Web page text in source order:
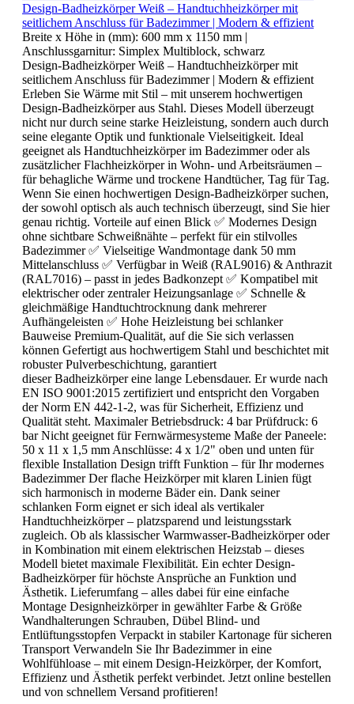
Design-Badheizkörper Weiß – Handtuchheizkörper mit
seitlichem Anschluss für Badezimmer | Modern & effizient
Breite x Höhe in (mm): 600 mm x 1150 mm |
Anschlussgarnitur: Simplex Multiblock, schwarz
Design-Badheizkörper Weiß – Handtuchheizkörper mit
seitlichem Anschluss für Badezimmer | Modern & effizient
Erleben Sie Wärme mit Stil – mit unserem hochwertigen
Design-Badheizkörper aus Stahl. Dieses Modell überzeugt
nicht nur durch seine starke Heizleistung, sondern auch durch
seine elegante Optik und funktionale Vielseitigkeit. Ideal
geeignet als Handtuchheizkörper im Badezimmer oder als
zusätzlicher Flachheizkörper in Wohn- und Arbeitsräumen –
für behagliche Wärme und trockene Handtücher, Tag für Tag.
Wenn Sie einen hochwertigen Design-Badheizkörper suchen,
der sowohl optisch als auch technisch überzeugt, sind Sie hier
genau richtig. Vorteile auf einen Blick ✅ Modernes Design
ohne sichtbare Schweißnähte – perfekt für ein stilvolles
Badezimmer ✅ Vielseitige Wandmontage dank 50 mm
Mittelanschluss ✅ Verfügbar in Weiß (RAL9016) & Anthrazit
(RAL7016) – passt in jedes Badkonzept ✅ Kompatibel mit
elektrischer oder zentraler Heizungsanlage ✅ Schnelle &
gleichmäßige Handtuchtrocknung dank mehrerer
Aufhängeleisten ✅ Hohe Heizleistung bei schlanker
Bauweise Premium-Qualität, auf die Sie sich verlassen
können Gefertigt aus hochwertigem Stahl und beschichtet mit
robuster Pulverbeschichtung, garantiert
dieser Badheizkörper eine lange Lebensdauer. Er wurde nach
EN ISO 9001:2015 zertifiziert und entspricht den Vorgaben
der Norm EN 442-1-2, was für Sicherheit, Effizienz und
Qualität steht. Maximaler Betriebsdruck: 4 bar Prüfdruck: 6
bar Nicht geeignet für Fernwärmesysteme Maße der Paneele:
50 x 11 x 1,5 mm Anschlüsse: 4 x 1/2" oben und unten für
flexible Installation Design trifft Funktion – für Ihr modernes
Badezimmer Der flache Heizkörper mit klaren Linien fügt
sich harmonisch in moderne Bäder ein. Dank seiner
schlanken Form eignet er sich ideal als vertikaler
Handtuchheizkörper – platzsparend und leistungsstark
zugleich. Ob als klassischer Warmwasser-Badheizkörper oder
in Kombination mit einem elektrischen Heizstab – dieses
Modell bietet maximale Flexibilität. Ein echter Design-
Badheizkörper für höchste Ansprüche an Funktion und
Ästhetik. Lieferumfang – alles dabei für eine einfache
Montage Designheizkörper in gewählter Farbe & Größe
Wandhalterungen Schrauben, Dübel Blind- und
Entlüftungsstopfen Verpackt in stabiler Kartonage für sicheren
Transport Verwandeln Sie Ihr Badezimmer in eine
Wohlfühloase – mit einem Design-Heizkörper, der Komfort,
Effizienz und Ästhetik perfekt verbindet. Jetzt online bestellen
und von schnellem Versand profitieren!